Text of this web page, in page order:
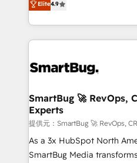
run your revenue process.
service wired together. ➤ AI
tune-ups, feature rollouts,
HubSpot, switching to it,
We are built for the work.
力で顧客フロント業務を再設計します。
をする会社か？ HubSpotを
トを組み込んだ顧客フロン
ィブ・エージェンシーです
を、CRMを軸とした全社共
思決定者・PMO・現場担当者
HubSpot導入・活用支援 顧
GTMの見える化・自動化ま
タ品質設計、グループ横断
Elite4.9
SmartBug 🚀 RevOps,
Experts
提供元：SmartBug 🚀 RevOps,
As a 3x HubSpot North
SmartBug Media